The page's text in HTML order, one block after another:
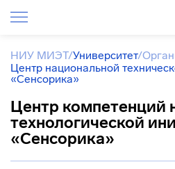
НИУ МИЭТ/Университет/
Центр национальной
«Сенсорика»
Центр компетенций
технологической
«Сенсорика»